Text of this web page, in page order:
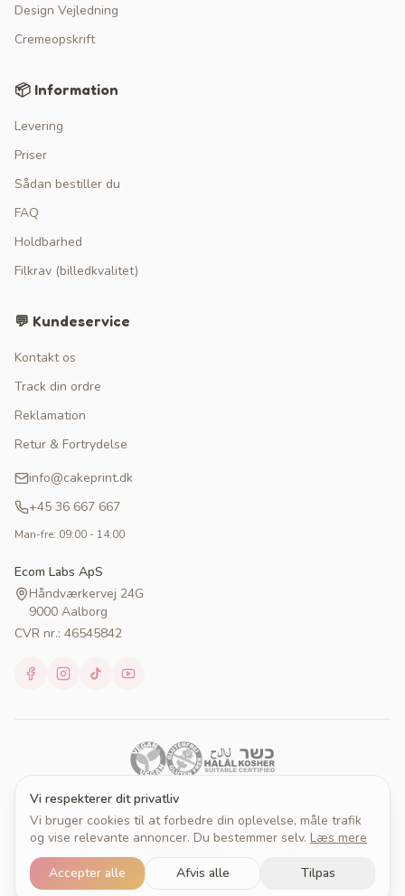
Vi respekterer dit privatliv
Vi bruger cookies til at forbedre din oplevelse, måle trafik
og vise relevante annoncer. Du bestemmer selv. Læs mere
Accepter alle Afvis alle Tilpas
Design Vejledning
Cremeopskrift
📦 Information
Levering
Priser
Sådan bestiller du
FAQ
Holdbarhed
Filkrav (billedkvalitet)
💬 Kundeservice
Kontakt os
Track din ordre
Reklamation
Retur & Fortrydelse
info@cakeprint.dk
+45 36 667 667
Man-fre: 09:00 - 14:00
Ecom Labs ApS
Håndværkervej 24G
9000 Aalborg
CVR nr.: 46545842
© 2026 Cakeprint. Alle rettigheder forbeholdes.
Om Cakeprint
PersondatapolitikCookies
Cookieindstillinger